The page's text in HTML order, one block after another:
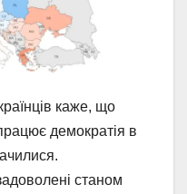
каже, що
демократія в
станом